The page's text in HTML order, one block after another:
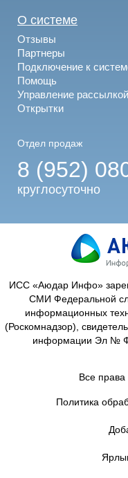
О системе
Отзывы
Партнеры
Подключение к
Помощь
Управление рассылкой
Открытки
Отдел продаж
8 (952)
круглосуточно
ИСС «Аюдар Инфо»
СМИ Федеральной
информационных
(Роскомнадзор),
информации Эл №
Все
Политика